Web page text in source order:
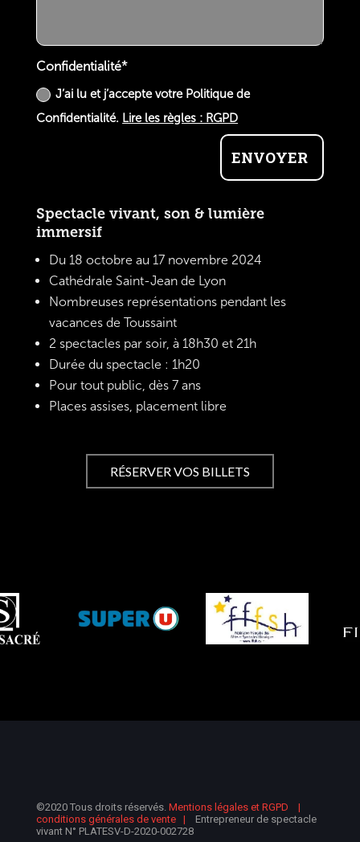
Confidentialité*
J’ai lu et j’accepte votre Politique de
Confidentialité. Lire les règles : RGPD
ENVOYER
Spectacle vivant, son & lumière
immersif
Du 18 octobre au 17 novembre 2024
Cathédrale Saint-Jean de Lyon
Nombreuses représentations pendant les
vacances de Toussaint
2 spectacles par soir, à 18h30 et 21h
Durée du spectacle : 1h20
Pour tout public, dès 7 ans
Places assises, placement libre
RÉSERVER VOS BILLETS
©2020 Tous droits réservés. Mentions légales et RGPD
conditions générales de vente
Entrepreneur de spectacle
vivant N° PLATESV-D-2020-002728